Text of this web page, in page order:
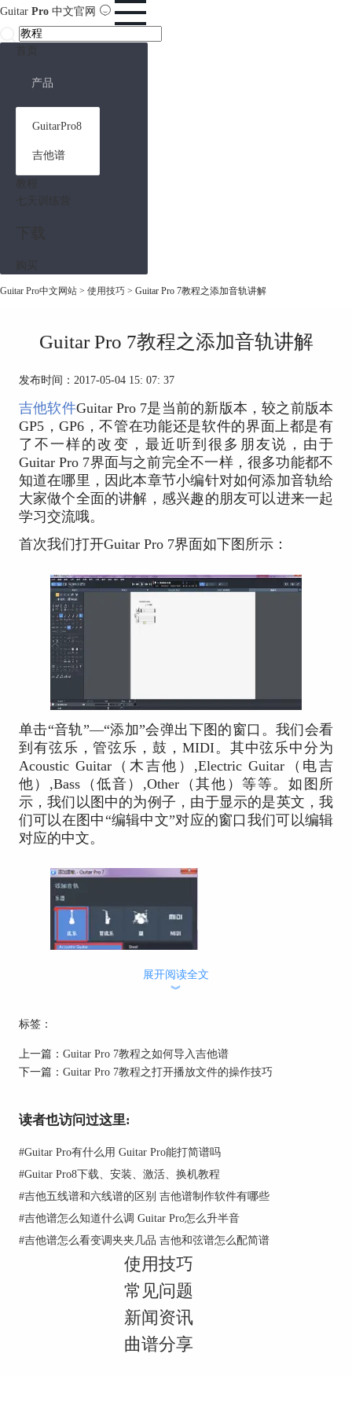
Guitar Pro 中文官网
产品
GuitarPro8
吉他谱
Guitar Pro中文网站 > 使用技巧 > Guitar Pro 7教程之添加音轨讲解
Guitar Pro 7教程之添加音轨讲解
发布时间：2017-05-04 15: 07: 37
吉他软件Guitar Pro 7是当前的新版本，较之前版本
GP5，GP6，不管在功能还是软件的界面上都是有
了不一样的改变，最近听到很多朋友说，由于
Guitar Pro 7界面与之前完全不一样，很多功能都不
知道在哪里，因此本章节小编针对如何添加音轨给
大家做个全面的讲解，感兴趣的朋友可以进来一起
学习交流哦。
首次我们打开Guitar Pro 7界面如下图所示：
单击“音轨”—“添加”会弹出下图的窗口。我们会看
到有弦乐，管弦乐，鼓，MIDI。其中弦乐中分为
Acoustic Guitar（木吉他）,Electric Guitar（电吉
他）,Bass（低音）,Other（其他）等等。如图所
示，我们以图中的为例子，由于显示的是英文，我
们可以在图中“编辑中文”对应的窗口我们可以编辑
对应的中文。
编辑好之后我们点击“创建”界面中就会有所显示
了，如下图所示，这就是添加好了，便可以直接写
谱使用了。
下面我们在来看下添加“鼓”音轨，步骤和吉他的是
一样的，如下图所示。
展开阅读全文
︾
标签：
上一篇： Guitar Pro 7教程之如何导入吉他谱
下一篇： Guitar Pro 7教程之打开播放文件的操作技巧
读者也访问过这里:
#Guitar Pro有什么用 Guitar Pro能打简谱吗
#Guitar Pro8下载、安装、激活、换机教程
#吉他五线谱和六线谱的区别 吉他谱制作软件有哪些
#吉他谱怎么知道什么调 Guitar Pro怎么升半音
#吉他谱怎么看变调夹夹几品 吉他和弦谱怎么配简谱
使用技巧
常见问题
新闻资讯
曲谱分享